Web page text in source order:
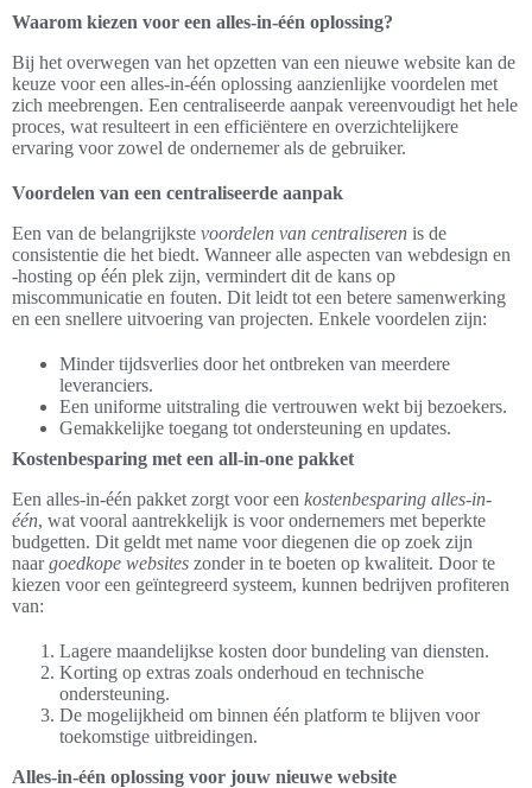
Waarom kiezen voor een alles-in-één oplossing?
Bij het overwegen van het opzetten van een nieuwe website kan de
keuze voor een alles-in-één oplossing aanzienlijke voordelen met
zich meebrengen. Een centraliseerde aanpak vereenvoudigt het hele
proces, wat resulteert in een efficiëntere en overzichtelijkere
ervaring voor zowel de ondernemer als de gebruiker.
Voordelen van een centraliseerde aanpak
Een van de belangrijkste voordelen van centraliseren is de
consistentie die het biedt. Wanneer alle aspecten van webdesign en
-hosting op één plek zijn, vermindert dit de kans op
miscommunicatie en fouten. Dit leidt tot een betere samenwerking
en een snellere uitvoering van projecten. Enkele voordelen zijn:
Minder tijdsverlies door het ontbreken van meerdere
leveranciers.
Een uniforme uitstraling die vertrouwen wekt bij bezoekers.
Gemakkelijke toegang tot ondersteuning en updates.
Kostenbesparing met een all-in-one pakket
Een alles-in-één pakket zorgt voor een kostenbesparing alles-in-
één, wat vooral aantrekkelijk is voor ondernemers met beperkte
budgetten. Dit geldt met name voor diegenen die op zoek zijn
naargoedkope websites zonder in te boeten op kwaliteit. Door te
kiezen voor een geïntegreerd systeem, kunnen bedrijven profiteren
van:
Lagere maandelijkse kosten door bundeling van diensten.
Korting op extras zoals onderhoud en technische
ondersteuning.
De mogelijkheid om binnen één platform te blijven voor
toekomstige uitbreidingen.
Alles-in-één oplossing voor jouw nieuwe website